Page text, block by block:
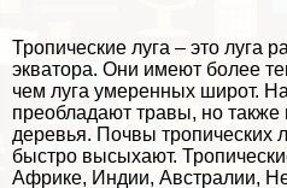
Тропические луга – это луга
экватора. Они имеют более
чем луга умеренных широт.
преобладают травы, но также
деревья. Почвы тропических
быстро высыхают.
Африке, Индии, Австралии,